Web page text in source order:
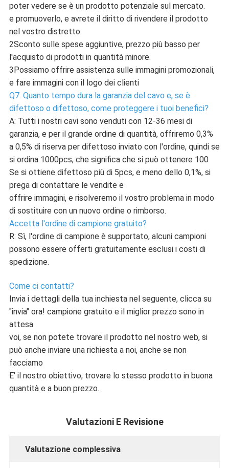
poter vedere se è un prodotto potenziale sul mercato.
e promuoverlo, e avrete il diritto di rivendere il prodotto
nel vostro distretto.
2Sconto sulle spese aggiuntive, prezzo più basso per
l'acquisto di prodotti in quantità minore.
3Possiamo offrire assistenza sulle immagini promozionali,
e fare immagini con il logo dei clienti
Q7. Quanto tempo dura la garanzia del cavo e, se è
difettoso o difettoso, come proteggere i tuoi benefici?
A: Tutti i nostri cavi sono venduti con 12-36 mesi di
garanzia, e per il grande ordine di quantità, offriremo 0,3%
a 0,5% di riserva per difettoso inviato con l'ordine, quindi se
si ordina 1000pcs, che significa che si può ottenere 100
Se si ottiene difettoso più di 5pcs, e meno dello 0,1%, si
prega di contattare le vendite e
offrire immagini, e risolveremo il vostro problema in modo
di sostituire con un nuovo ordine o rimborso.
Accetta l'ordine di campione gratuito?
R: Sì, l'ordine di campione è supportato, alcuni campioni
possono essere offerti gratuitamente esclusi i costi di
spedizione.
Come ci contatti?
Invia i dettagli della tua inchiesta nel seguente, clicca su
"invia" ora! campione gratuito e il miglior prezzo sono in
attesa
voi, se non potete trovare il prodotto nel nostro web, si
può anche inviare una richiesta a noi, anche se non
facciamo
E' il nostro obiettivo, trovare lo stesso prodotto in buona
quantità e a buon prezzo.
Valutazioni E Revisione
Valutazione complessiva